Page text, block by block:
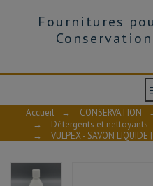
Fournitures
Accueil → CONSERVATION
→
Détergents et nettoyants
→
VULPEX - SAVON LIQUIDE